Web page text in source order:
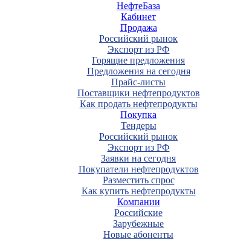
НефтеБаза
Кабинет
Продажа
Российский рынок
Экспорт из РФ
Горящие предложения
Предложения на сегодня
Прайс-листы
Поставщики нефтепродуктов
Как продать нефтепродукты
Покупка
Тендеры
Российский рынок
Экспорт из РФ
Заявки на сегодня
Покупатели нефтепродуктов
Разместить спрос
Как купить нефтепродукты
Компании
Российские
Зарубежные
Новые абоненты